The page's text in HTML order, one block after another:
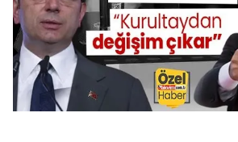
kullanılmaktadır. Diğer çerezler,
kılınması ve kişiselleştirilmesi ve
reklam/pazarlama faaliyetlerinin
sınırlı olarak açık rızanız dahilinde
Çerezlere ilişkin tercihlerinizi aşağıda